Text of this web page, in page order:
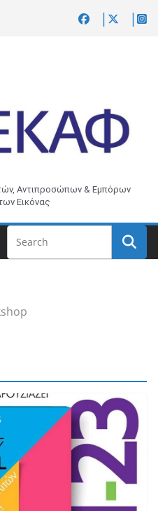
Αντιπροσώπων & Εμπόρων
Εικόνας